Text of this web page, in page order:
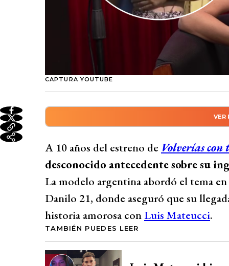
CAPTURA YOUTUBE
VER
A 10 años del estreno de “Volverías con
“Juzgamos y nos fumamos” un dato
Cagna confesó que su llegada al
con Luis Mateucci, sino que fue una
buscaba con urgencia a una expareja del
emocional real con Mateucci, la modelo
Cagna también reveló que su
casting previo por parte de la
A 10 años del estreno de Volverías con
desconocido antecedente sobre su
La modelo argentina abordó el tema
Danilo 21, donde aseguró que su
historia amorosa con Luis Mateucci.
TAMBIÉN PUEDES LEER